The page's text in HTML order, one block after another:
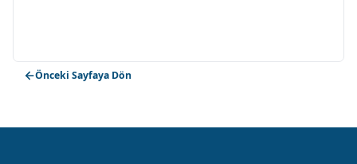
Önceki Sayfaya Dön